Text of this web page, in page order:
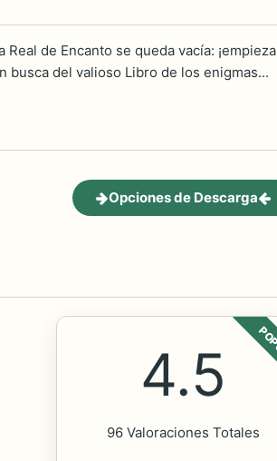
Real de Encanto se queda vacía:
busca del valioso Libro de los enigmas...
Opciones de Descarga
4.5
96 Valoraciones Totales